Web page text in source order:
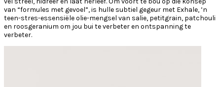
van “formules met gevoel”, is hulle subtiel gegeur met Exhale, ’n
teen-stres-essensiële olie-mengsel van salie, petitgrain, patchouli
en roosgeranium om jou bui te verbeter en ontspanning te
verbeter.